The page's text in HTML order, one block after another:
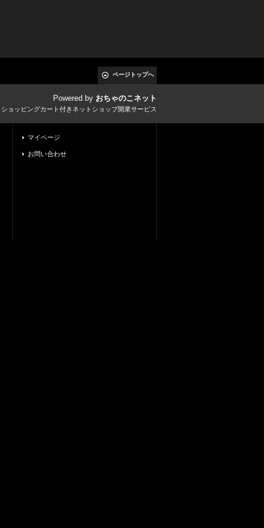
ページトップへ
Powered by おちゃのこネット
ョッピングカート付きネットショップ開業サービス
マイページ
お問い合わせ